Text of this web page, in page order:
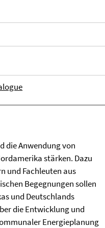
die Anwendung von
stärken. Dazu
und Fachleuten aus
Begegnungen sollen
und Deutschlands
die Entwicklung und
Energieplanung